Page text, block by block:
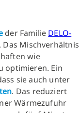
der Familie DELO-
Mischverhältnis
wie
optimieren. Ein
sie auch unter
. Das reduziert
Wärmezufuhr